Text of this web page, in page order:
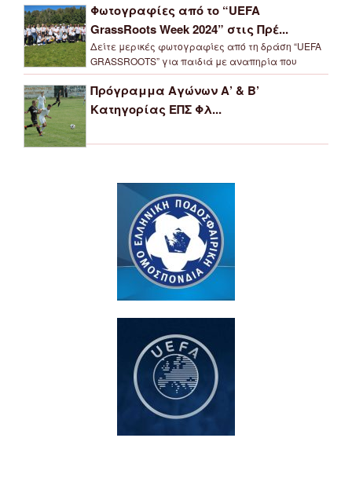
Φωτογραφίες από το “UEFA
GrassRoots Week 2024” στις Πρέ...
Δείτε μερικές φωτογραφίες από τη δράση “UEFA
GRASSROOTS” για παιδιά με αναπηρία που
Πρόγραμμα Αγώνων Α’ & Β’
Κατηγορίας ΕΠΣ Φλ...